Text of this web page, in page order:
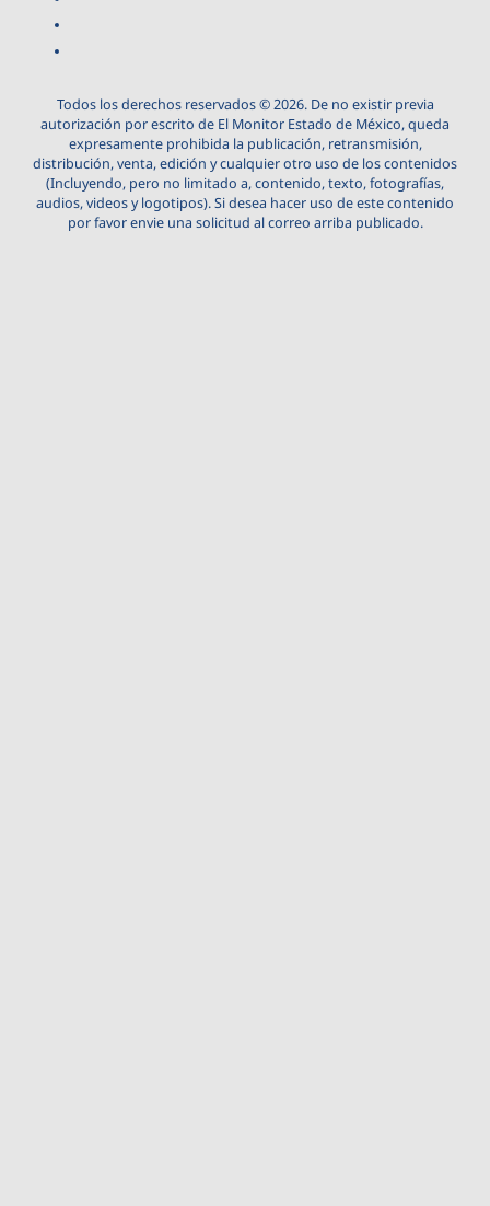
Todos los derechos reservados © 2026. De no existir previa
autorización por escrito de El Monitor Estado de México, queda
expresamente prohibida la publicación, retransmisión,
distribución, venta, edición y cualquier otro uso de los contenidos
(Incluyendo, pero no limitado a, contenido, texto, fotografías,
audios, videos y logotipos). Si desea hacer uso de este contenido
por favor envie una solicitud al correo arriba publicado.